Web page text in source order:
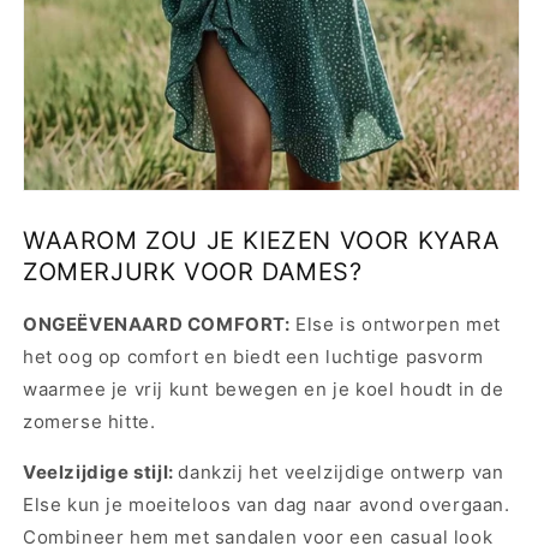
WAAROM ZOU JE KIEZEN VOOR KYARA
ZOMERJURK VOOR DAMES?
ONGEËVENAARD COMFORT: Else is ontworpen met
het oog op comfort en biedt een luchtige pasvorm
waarmee je vrij kunt bewegen en je koel houdt in de
zomerse hitte.
Veelzijdige stijl:dankzij het veelzijdige ontwerp van
Else kun je moeiteloos van dag naar avond overgaan.
Combineer hem met sandalen voor een casual look